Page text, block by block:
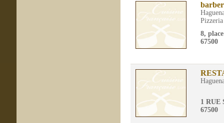
Pizzeria
8,
67500
1 RUE
67500